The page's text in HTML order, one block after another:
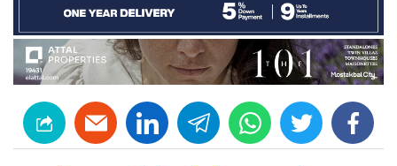
facebook
twitter
whats
telegram
linkedin